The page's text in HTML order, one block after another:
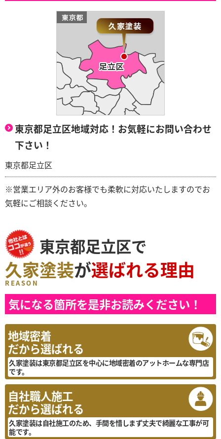
東京都足立区地域対応！お気軽にお問い合わせ
下さい！
東京都足立区
※営業エリア外のお客様でも柔軟に対応いたしますのでお
気軽にご相談ください。
東京都足立区で
久家塗装が選ばれる理由
REASON
気になる箇所を是非お読みください！
地域密着
だから選ばれる
久家塗装は東京都足立区を中心に地域密着のアットホームな専門店
です。
自社職人施工
だから選ばれる
久家塗装は自社施工のため、手間を惜しまず丈夫で綺麗な工事が可
能です。